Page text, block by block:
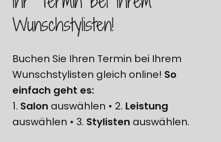
Wunschstylisten!
Buchen Sie Ihren Termin bei Ihrem
Wunschstylisten gleich online! So
einfach geht es:
1. Salon auswählen • 2. Leistung
auswählen • 3. Stylisten auswählen.